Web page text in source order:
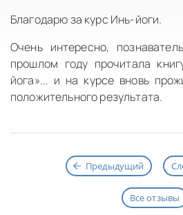
Благодарю за курс Инь-йоги.
Очень интересно,
прошлом году прочитала
йога»... и на курсе вновь
положительного результата.
Предыдущий
Все отзывы